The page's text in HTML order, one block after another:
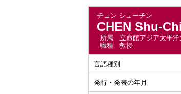
チェン シューチン
CHEN Shu-
所属
立命館アジア太平
職種
教授
言語種別
発行・発表の年月